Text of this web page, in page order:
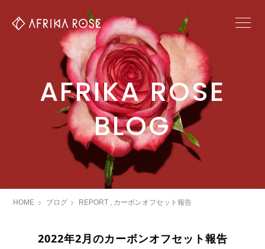
AFRIKA ROSE
BLOG
HOME ブログ REPORT , カーボンオフセット報告
2022年2月のカーボンオフセット報告